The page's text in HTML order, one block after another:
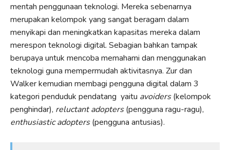
mentah penggunaan teknologi. Mereka sebenarnya
merupakan kelompok yang sangat beragam dalam
menyikapi dan meningkatkan kapasitas mereka dalam
merespon teknologi digital. Sebagian bahkan tampak
berupaya untuk mencoba memahami dan menggunakan
teknologi guna mempermudah aktivitasnya. Zur dan
Walker kemudian membagi pengguna digital dalam 3
kategori penduduk pendatang yaitu avoiders(kelompok
penghindar), reluctant adopters(pengguna ragu-ragu),
enthusiastic adopters(pengguna antusias).